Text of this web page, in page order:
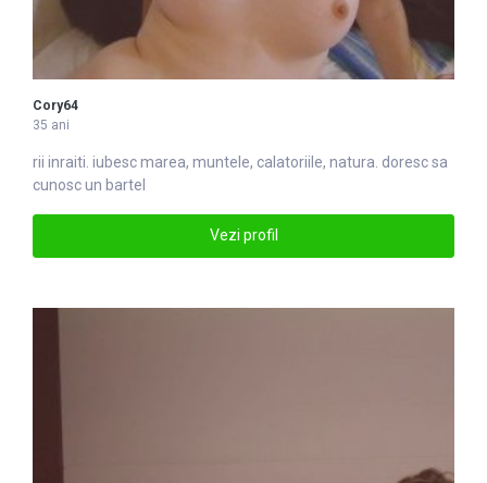
Cory64
35 ani
rii inraiti. iubesc marea, muntel e, calatoriile, natura. doresc sa
cunosc un bartel
Vezi profil